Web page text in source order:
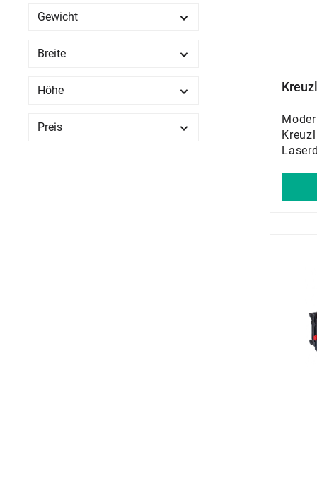
Gewicht
Breite
Höhe
Preis